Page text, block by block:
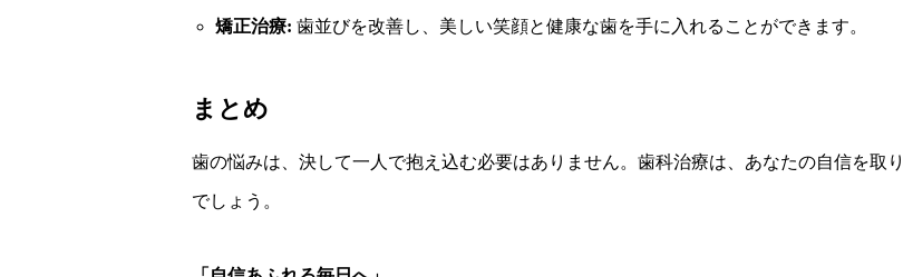
矯正治療: 歯並びを改善し、美しい笑顔と健康な歯を手に入れることができます。
まとめ
歯の悩みは、決して一人で抱え込む必要はありません。歯科治療は、あなたの自信を取
でしょう。